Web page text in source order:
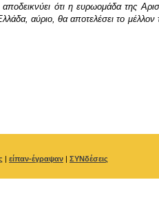
ότι η ευρωομάδα της
αύριο, θα αποτελέσει το
| είπαν-έγραψαν | ΣΥΝδέσεις